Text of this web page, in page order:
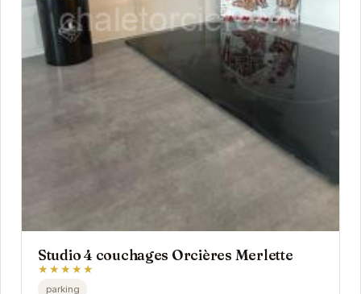
Studio 4 couchages Orcières Merlette
★★★★★
parking